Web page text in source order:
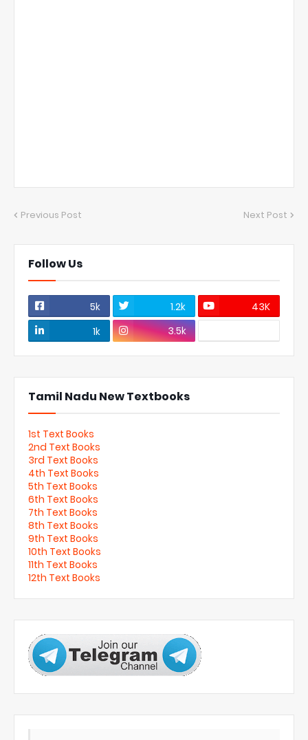
Previous Post Next Post
Follow Us
5k 1.2k
43K
1k
3.5k
Tamil Nadu New Textbooks
1st Text Books
2nd Text Books
3rd Text Books
4th Text Books
5th Text Books
6th Text Books
7th Text Books
8th Text Books
9th Text Books
10th Text Books
11th Text Books
12th Text Books